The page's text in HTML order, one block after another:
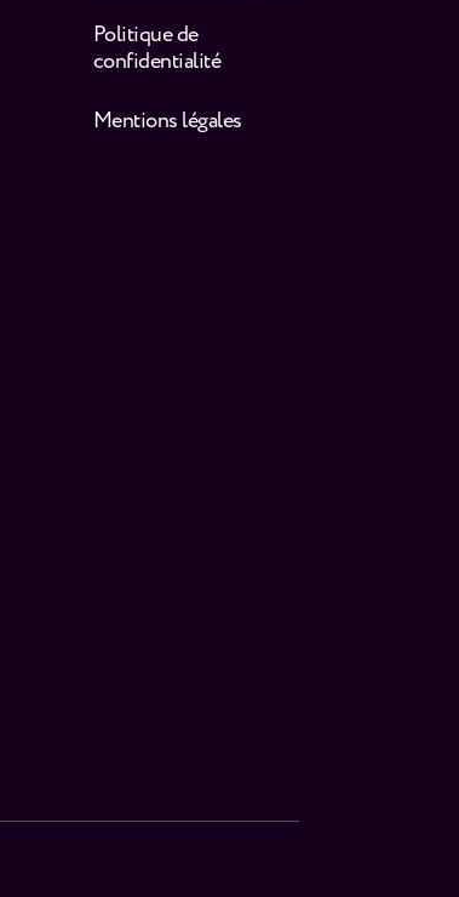
Politique de
confidentialité
Mentions légales